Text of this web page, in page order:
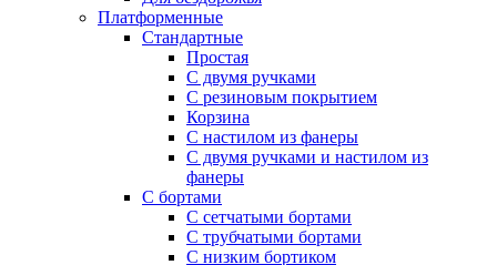
Платформенные
Стандартные
Простая
С двумя ручками
С резиновым покрытием
Корзина
С настилом из фанеры
С двумя ручками и настилом из
фанеры
С бортами
С сетчатыми бортами
С трубчатыми бортами
С низким бортиком